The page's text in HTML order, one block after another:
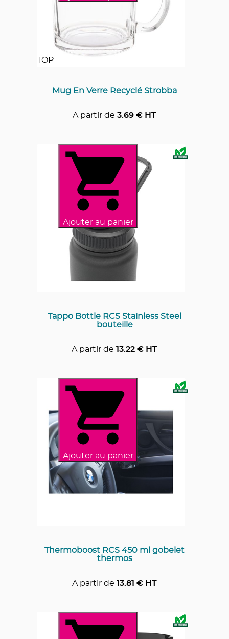
TOP
Mug En Verre Recyclé Strobba
A partir de 3.69 € HT
Ajouter au panier
Tappo Bottle RCS Stainless Steel
bouteille
A partir de 13.22 € HT
Ajouter au panier
Thermoboost RCS 450 ml gobelet
thermos
A partir de 13.81 € HT